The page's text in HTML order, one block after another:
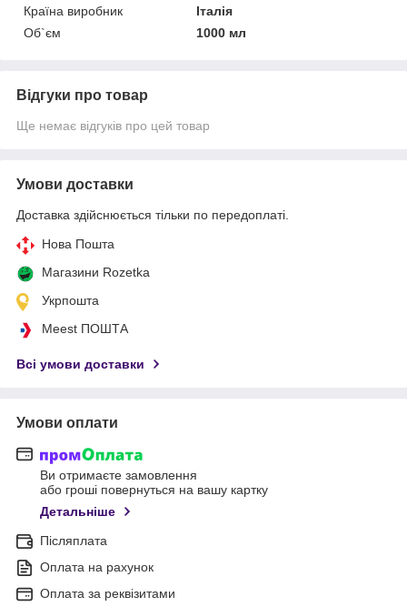
Країна виробник
Італія
Об`єм
1000 мл
Відгуки про товар
Ще немає відгуків про цей товар
Умови доставки
Доставка здійснюється тільки по передоплаті.
Нова Пошта
Магазини Rozetka
Укрпошта
Meest ПОШТА
Всі умови доставки
Умови оплати
Ви отримаєте замовлення
або гроші повернуться на вашу картку
Детальніше
Післяплата
Оплата на рахунок
Оплата за реквізитами